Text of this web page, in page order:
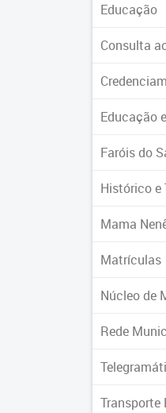
Educação
Consulta
Educação
Faróis do
Histórico e
Mama
Matrículas
Núcleo de
Rede
Transporte